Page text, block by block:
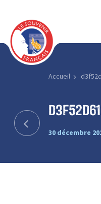
Accueil
30 décembre